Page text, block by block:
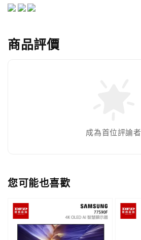
商品評價
成為首位評論者
您可能也喜歡